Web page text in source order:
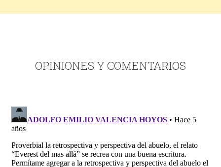
OPINIONES Y COMENTARIOS